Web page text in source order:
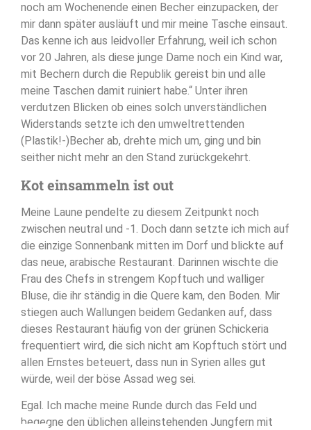
noch am Wochenende einen Becher einzupacken, der
mir dann später ausläuft und mir meine Tasche einsaut.
Das kenne ich aus leidvoller Erfahrung, weil ich schon
vor 20 Jahren, als diese junge Dame noch ein Kind war,
mit Bechern durch die Republik gereist bin und alle
meine Taschen damit ruiniert habe.“ Unter ihren
verdutzen Blicken ob eines solch unverständlichen
Widerstands setzte ich den umweltrettenden
(Plastik!-)Becher ab, drehte mich um, ging und bin
seither nicht mehr an den Stand zurückgekehrt.
Kot einsammeln ist out
Meine Laune pendelte zu diesem Zeitpunkt noch
zwischen neutral und -1. Doch dann setzte ich mich auf
die einzige Sonnenbank mitten im Dorf und blickte auf
das neue, arabische Restaurant. Darinnen wischte die
Frau des Chefs in strengem Kopftuch und walliger
Bluse, die ihr ständig in die Quere kam, den Boden. Mir
stiegen auch Wallungen beidem Gedanken auf, dass
dieses Restaurant häufig von der grünen Schickeria
frequentiert wird, die sich nicht am Kopftuch stört und
allen Ernstes beteuert, dass nun in Syrien alles gut
würde, weil der böse Assad weg sei.
Egal. Ich mache meine Runde durch das Feld und
begegne den üblichen alleinstehenden Jungfern mit